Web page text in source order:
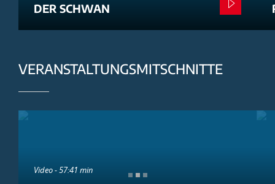
DER SCHWAN
VERANSTALTUNGSMITSCHNITTE
Video - 57:41 min